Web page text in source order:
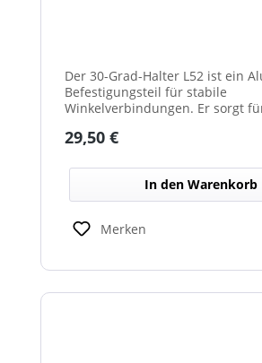
Der 30-Grad-Halter L52 ist ein
Befestigungsteil für stabile
Winkelverbindungen. Er sorgt
Durch das leichte,
Anwendungen.
Regulärer Preis:
29,50 €
In den Warenkorb
Merken